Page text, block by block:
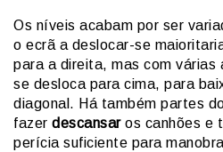
Os níveis acabam por ser
o ecrã a deslocar-se
para a direita, mas com várias
se desloca para cima, para
diagonal. Há também partes
fazer descansaros canhões e
perícia suficiente para